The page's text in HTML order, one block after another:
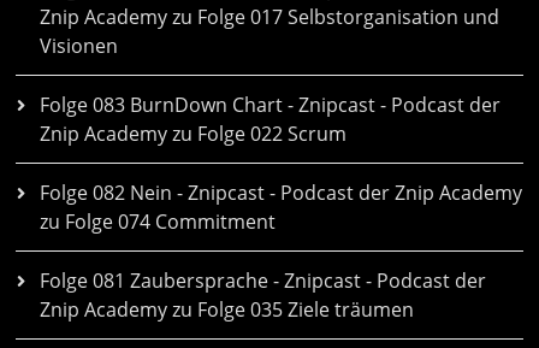
Znip Academyzu Folge 017 Selbstorganisation und
Visionen
Folge 083 BurnDown Chart - Znipcast - Podcast der
Znip Academyzu Folge 022 Scrum
Folge 082 Nein - Znipcast - Podcast der Znip Academy
zu Folge 074 Commitment
Folge 081 Zaubersprache - Znipcast - Podcast der
Znip Academyzu Folge 035 Ziele träumen